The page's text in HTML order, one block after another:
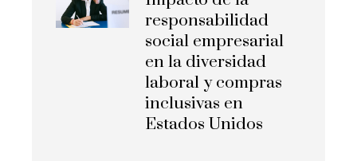
responsabilidad
social empresarial
en la diversidad
laboral y compras
inclusivas en
Estados Unidos